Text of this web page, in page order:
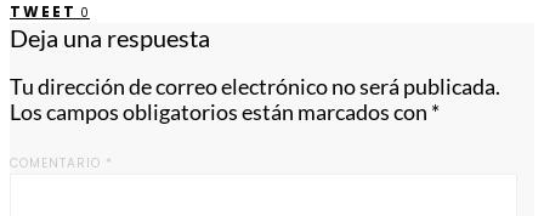
TWEET 0
Deja una respuesta
Tu dirección de correo electrónico no será publicada.
Los campos obligatorios están marcados con *
COMENTARIO *